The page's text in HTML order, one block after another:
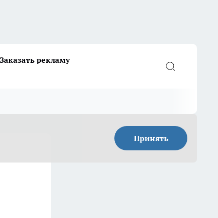
Заказать рекламу
Принять